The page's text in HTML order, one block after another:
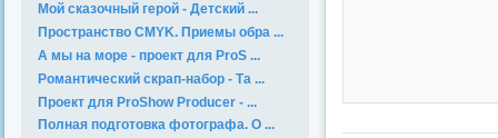
Мой сказочный герой - Детский ...
Пространство CMYK. Приемы обра ...
А мы на море - проект для ProS ...
Романтический скрап-набор - Та ...
Проект для ProShow Producer - ...
Полная подготовка фотографа. О ...